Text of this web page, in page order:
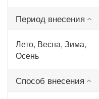
Период внесения
Лето, Весна, Зима,
Осень
Способ внесения